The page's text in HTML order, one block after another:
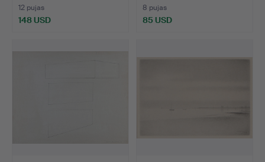
12 pujas
148 USD
8 pujas
85 USD